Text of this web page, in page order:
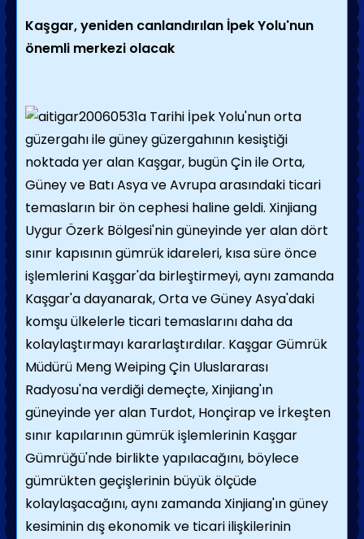
Kaşgar, yeniden canlandırılan İpek Yolu'nun
önemli merkezi olacak
Tarihi İpek Yolu'nun orta
güzergahı ile güney güzergahının kesiştiği
noktada yer alan Kaşgar, bugün Çin ile Orta,
Güney ve Batı Asya ve Avrupa arasındaki ticari
temasların bir ön cephesi haline geldi. Xinjiang
Uygur Özerk Bölgesi'nin güneyinde yer alan dört
sınır kapısının gümrük idareleri, kısa süre önce
işlemlerini Kaşgar'da birleştirmeyi, aynı zamanda
Kaşgar'a dayanarak, Orta ve Güney Asya'daki
komşu ülkelerle ticari temaslarını daha da
kolaylaştırmayı kararlaştırdılar. Kaşgar Gümrük
Müdürü Meng Weiping Çin Uluslararası
Radyosu'na verdiği demeçte, Xinjiang'ın
güneyinde yer alan Turdot, Honçirap ve İrkeşten
sınır kapılarının gümrük işlemlerinin Kaşgar
Gümrüğü'nde birlikte yapılacağını, böylece
gümrükten geçişlerinin büyük ölçüde
kolaylaşacağını, aynı zamanda Xinjiang'ın güney
kesiminin dış ekonomik ve ticari ilişkilerinin